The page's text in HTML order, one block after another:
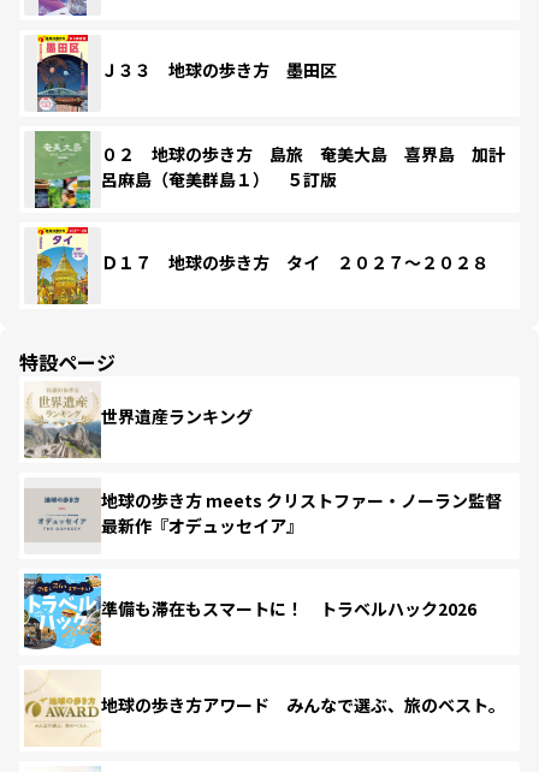
Ｊ３３ 地球の歩き方 墨田区
０２ 地球の歩き方 島旅 奄美大島 喜界島 加計
呂麻島（奄美群島１） ５訂版
Ｄ１７ 地球の歩き方 タイ ２０２７～２０２８
特設ページ
世界遺産ランキング
地球の歩き方 meets クリストファー・ノーラン監督
最新作『オデュッセイア』
準備も滞在もスマートに！ トラベルハック2026
地球の歩き方アワード みんなで選ぶ、旅のベスト。